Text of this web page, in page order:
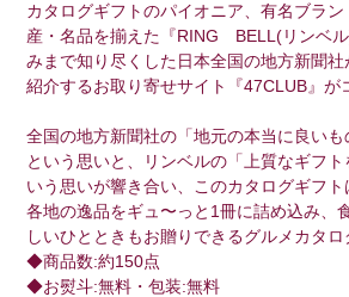
カタログギフトのパイオニア、有名ブラン
産・名品を揃えた『RING BELL(リンベ
みまで知り尽くした日本全国の地方新聞
紹介するお取り寄せサイト『47CLUB』が
全国の地方新聞社の「地元の本当に良いも
という思いと、リンベルの「上質なギフ
いう思いが響き合い、このカタログギフト
各地の逸品をギュ〜っと1冊に詰め込み、
しいひとときもお贈りできるグルメカタロ
◆商品数:約150点
◆お熨斗:無料・包装:無料